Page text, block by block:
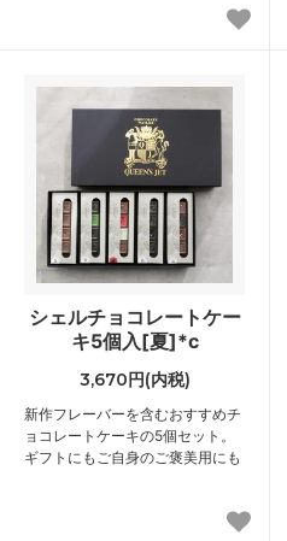
シェルチョコレートケー
キ5個入[夏]*c
3,670円(内税)
新作フレーバーを含むおすすめチ
ョコレートケーキの5個セット。
ギフトにもご自身のご褒美用にも